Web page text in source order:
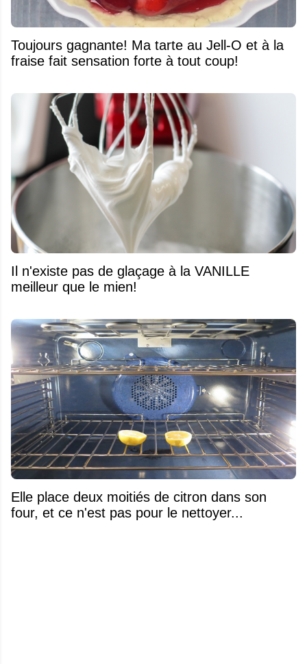
Toujours gagnante! Ma tarte au Jell-O et à la
fraise fait sensation forte à tout coup!
Il n'existe pas de glaçage à la VANILLE
meilleur que le mien!
Elle place deux moitiés de citron dans son
four, et ce n'est pas pour le nettoyer...